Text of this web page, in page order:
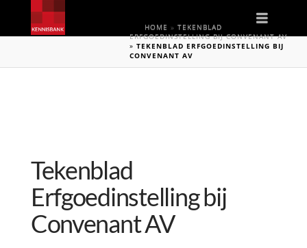
HOME » TEKENBLAD
ERFGOEDINSTELLING BIJ CONVENANT AV
» TEKENBLAD ERFGOEDINSTELLING BIJ
CONVENANT AV
Tekenblad
Erfgoedinstelling bij
Convenant AV